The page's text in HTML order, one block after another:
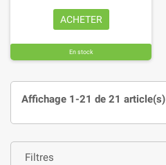
Filtres
ACHETER
En stock
Affichage 1-21 de 21 article(s)